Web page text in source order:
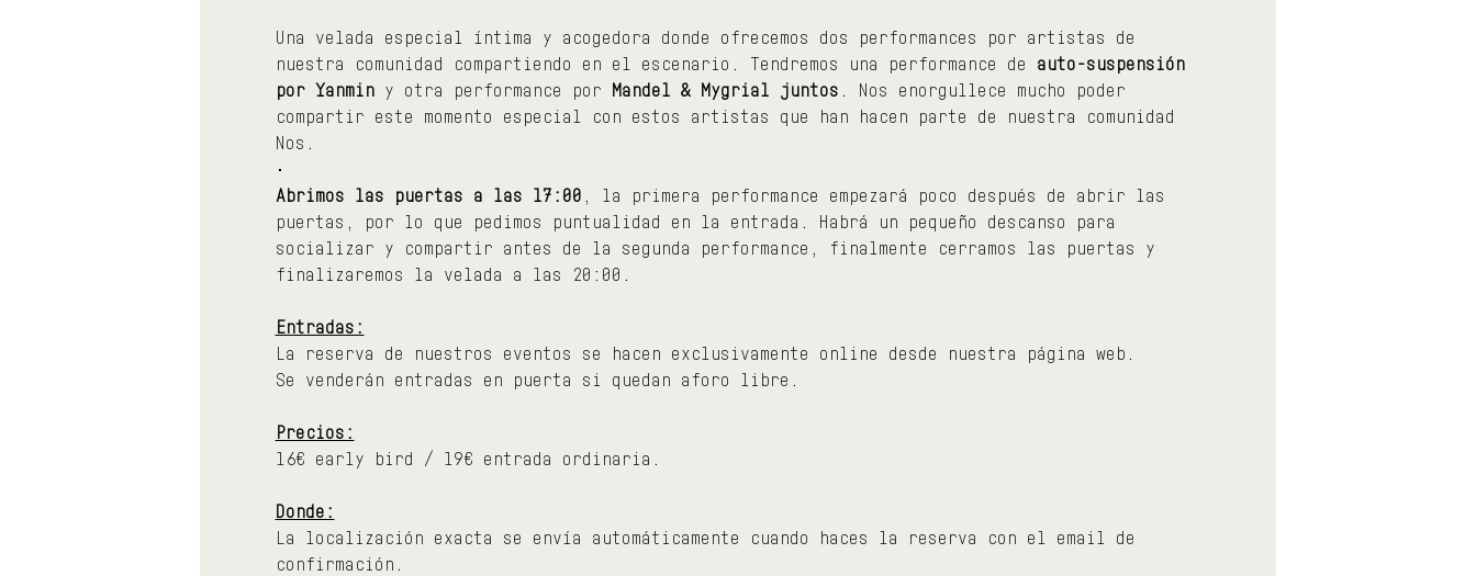
Una velada especial íntima y acogedora donde ofrecemos dos performances por artistas de
nuestra comunidad compartiendo en el escenario. Tendremos una performance de auto-suspensión
por Yanmin y otra performance por Mandel & Mygrial juntos . Nos enorgullece mucho poder
compartir este momento especial con estos artistas que han hacen parte de nuestra comunidad
Nos.
•
Abrimos las puertas a las 17:00 , la primera performance empezará poco después de abrir las
puertas, por lo que pedimos puntualidad en la entrada. Habrá un pequeño descanso para
socializar y compartir antes de la segunda performance, finalmente cerramos las puertas y
finalizaremos la velada a las 20:00.
Entradas:
La reserva de nuestros eventos se hacen exclusivamente online desde nuestra página web.
Se venderán entradas en puerta si quedan aforo libre.
Precios:
16€ early bird / 19€ entrada ordinaria.
Donde:
La localización exacta se envía automáticamente cuando haces la reserva con el email de
confirmación.